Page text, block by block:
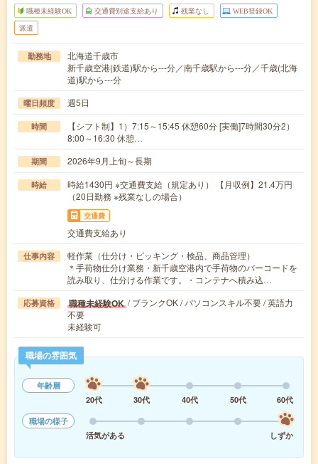
職種未経験OK 交通費別途支給あり 残業なし WEB登録OK
派遣
勤務地
北海道千歳市
新千歳空港(鉄道)駅から---分／南千歳駅から---分／千歳(北海
道)駅から---分
曜日頻度 週5日
時間
【シフト制】1）7:15～15:45 休憩60分 [実働]7時間30分2）
8:00～16:30 休憩…
期間 2026年9月上旬～長期
時給
時給1430円 ※交通費支給（規定あり） 【月収例】21.4万円
（20日勤務 ※残業なしの場合）
交通費
交通費支給あり
仕事内容
軽作業（仕分け・ピッキング・検品、商品管理）
＊手荷物仕分け業務・新千歳空港内で手荷物のバーコードを
読み取り、仕分ける作業です。・コンテナへ積み込…
応募資格 職種未経験OK / ブランクOK / パソコンスキル不要 / 英語力
不要
未経験可
職場の雰囲気
年齢層
20代
30代 40代 50代
60代
職場の様子
活気がある
しずか